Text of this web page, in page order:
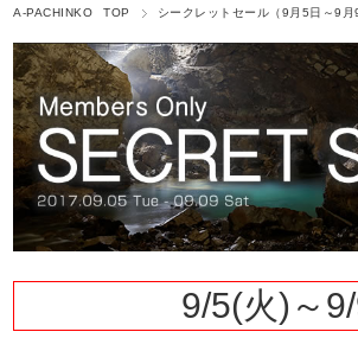
A-PACHINKO TOP シークレットセール（9月5日～9月
9/5(火)～